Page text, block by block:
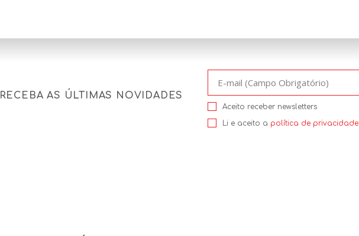
RECEBA AS ÚLTIMAS NOVIDADES
Aceito receber newsletters
Li e aceito a política de privacidade